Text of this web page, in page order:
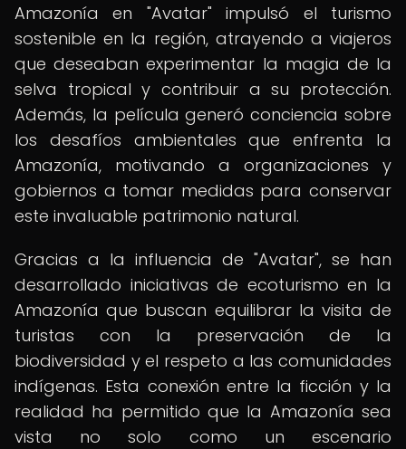
Amazonía en "Avatar" impulsó el turismo
sostenible en la región, atrayendo a viajeros
que deseaban experimentar la magia de la
selva tropical y contribuir a su protección.
Además, la película generó conciencia sobre
los desafíos ambientales que enfrenta la
Amazonía, motivando a organizaciones y
gobiernos a tomar medidas para conservar
este invaluable patrimonio natural.
Gracias a la influencia de "Avatar", se han
desarrollado iniciativas de ecoturismo en la
Amazonía que buscan equilibrar la visita de
turistas con la preservación de la
biodiversidad y el respeto a las comunidades
indígenas. Esta conexión entre la ficción y la
realidad ha permitido que la Amazonía sea
vista no solo como un escenario